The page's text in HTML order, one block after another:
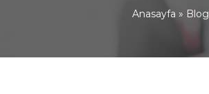
Anasayfa » Blog